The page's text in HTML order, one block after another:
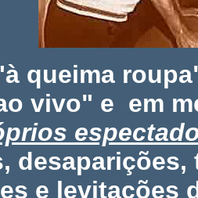
queima
vivo" e em
e levitações